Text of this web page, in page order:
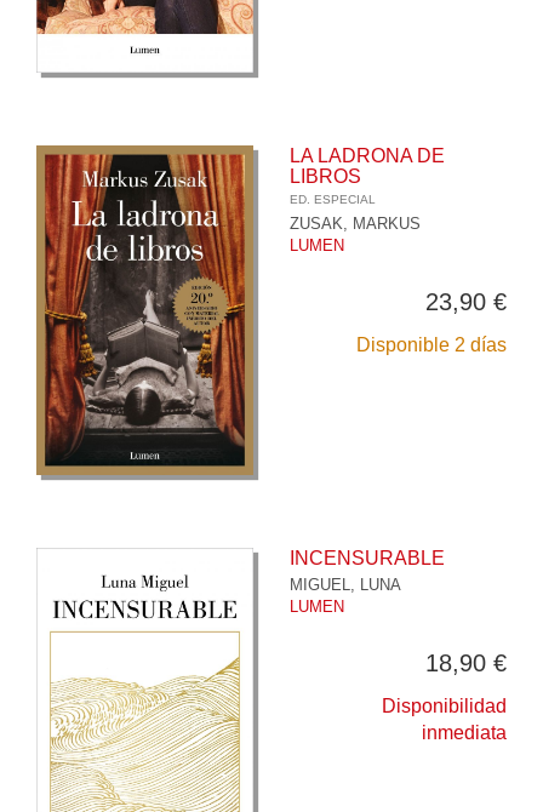
LA LADRONA DE
LIBROS
ED. ESPECIAL
ZUSAK, MARKUS
LUMEN
23,90 €
Disponible 2 días
INCENSURABLE
MIGUEL, LUNA
LUMEN
18,90 €
Disponibilidad
inmediata